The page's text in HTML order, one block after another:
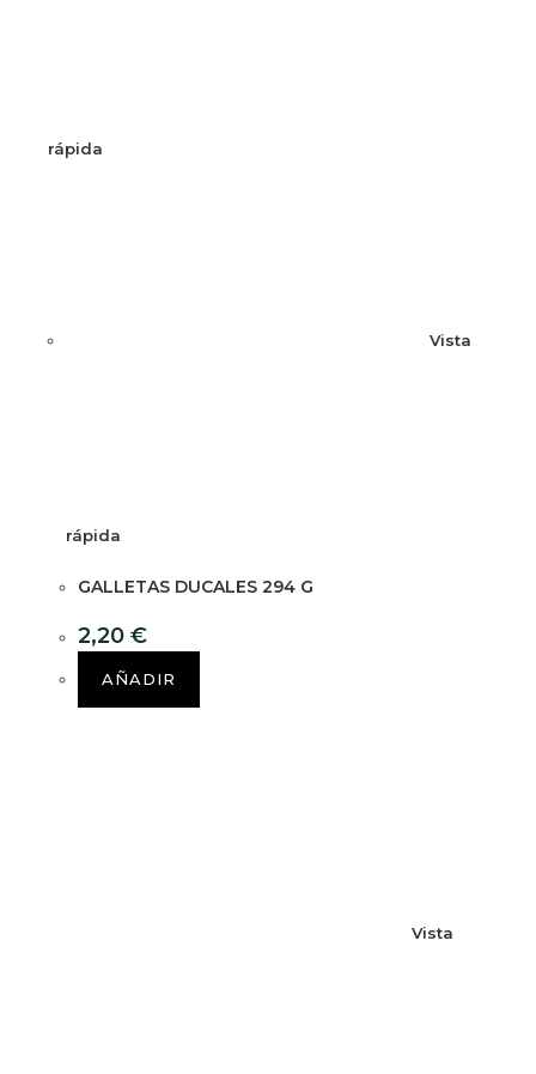
rápida
Vista
rápida
GALLETAS DUCALES 294 G
2,20 €
AÑADIR
Vista